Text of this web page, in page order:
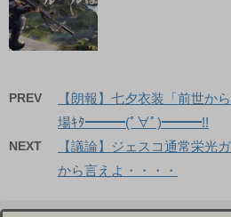
PREV
【朗報】七夕衣装「前世か
場ｷﾀ━━━(ﾟ∀ﾟ)━━━!!
NEXT
【議論】ジェスコ通常栄光
から言えよ・・・・